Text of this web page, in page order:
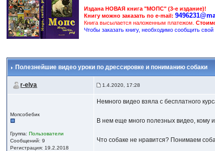
Издана НОВАЯ книга "МОПС" (3-е издание)!
Книгу можно заказать по e-mail:
Книга высылается наложенным платежом.
Чтобы заказать книгу, необходимо сообщить свой
Полезнейшие видео уроки по дрессировке и пониманию собаки
r-elya 1.4.2020, 17:28
Мопсобебик
Группа:Пользователи
Сообщений: 9
Регистрация: 19.2.2018
Немного видео взяла с бесплатного
В нем еще много полезных видео, кому
Что собаке не нравится? Понимаем